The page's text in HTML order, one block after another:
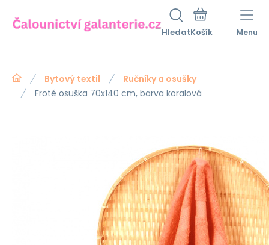
Hledat Menu
Bytový textil
Ručníky a osušky
Froté osuška 70x140 cm, barva koralová